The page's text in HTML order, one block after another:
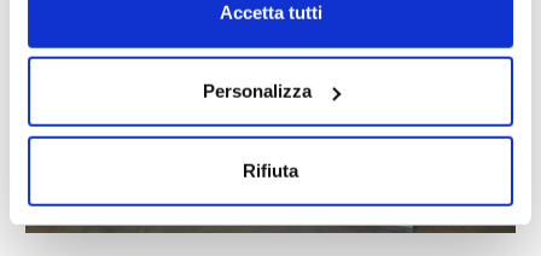
Accetta tutti
Personalizza
Rifiuta